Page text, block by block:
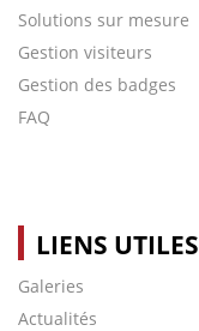
Solutions sur mesure
Gestion visiteurs
Gestion des badges
FAQ
LIENS UTILES
Galeries
Actualités